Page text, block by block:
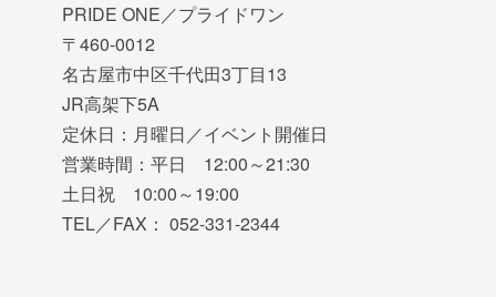
PRIDE ONE／プライドワン
〒460-0012
名古屋市中区千代田3丁目13
JR高架下5A
定休日：月曜日／イベント開催日
営業時間：平日 12:00～21:30
土日祝 10:00～19:00
TEL／FAX： 052-331-2344